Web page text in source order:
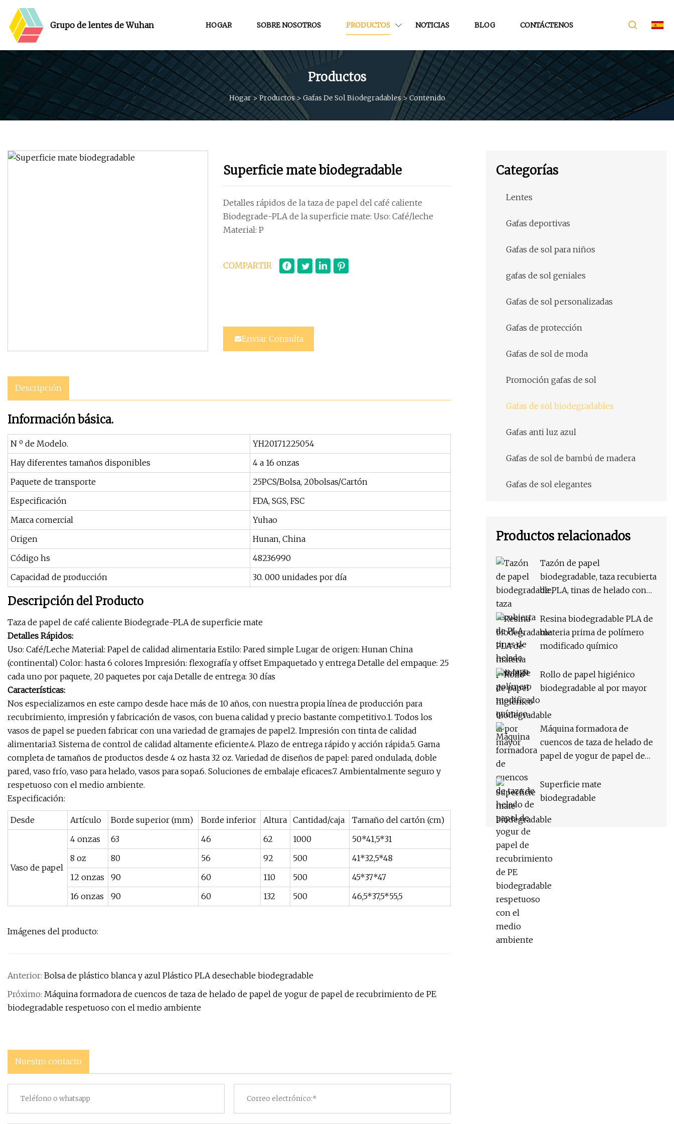
Grupo de lentes de Wuhan HOGAR SOBRE NOSOTROS PRODUCTOS NOTICIAS BLOG CONTÁCTENOS
Productos
Hogar>Productos> Gafas De Sol Biodegradables > Contenido
Superficie mate biodegradable
Detalles rápidos de la taza de papel del café caliente
Biodegrade-PLA de la superficie mate: Uso: Café/leche
Material: P
COMPARTIR
Enviar Consulta
Descripción
Información básica.
N º de Modelo.
YH20171225054
Hay diferentes tamaños disponibles
4 a 16 onzas
Paquete de transporte
25PCS/Bolsa, 20bolsas/Cartón
Especificación
FDA, SGS, FSC
Marca comercial
Yuhao
Origen
Hunan, China
Código hs
48236990
Capacidad de producción
30. 000 unidades por día
Descripción del Producto
Taza de papel de café caliente Biodegrade-PLA de superficie mate
Detalles Rápidos:
Uso: Café/Leche Material: Papel de calidad alimentaria Estilo: Pared simple Lugar de origen: Hunan China
(continental) Color: hasta 6 colores Impresión: flexografía y offset Empaquetado y entrega Detalle del empaque: 25
cada uno por paquete, 20 paquetes por caja Detalle de entrega: 30 días
Características:
Nos especializamos en este campo desde hace más de 10 años, con nuestra propia línea de producción para
recubrimiento, impresión y fabricación de vasos, con buena calidad y precio bastante competitivo.1. Todos los
vasos de papel se pueden fabricar con una variedad de gramajes de papel2. Impresión con tinta de calidad
alimentaria3. Sistema de control de calidad altamente eficiente.4. Plazo de entrega rápido y acción rápida.5. Gama
completa de tamaños de productos desde 4 oz hasta 32 oz. Variedad de diseños de papel: pared ondulada, doble
pared, vaso frío, vaso para helado, vasos para sopa.6. Soluciones de embalaje eficaces.7. Ambientalmente seguro y
respetuoso con el medio ambiente.
Especificación:
Desde Artículo Borde superior (mm) Borde inferior Altura Cantidad/caja Tamaño del cartón (cm)
Vaso de papel
4 onzas 63 46 62 1000
50*41,5*31
8 oz
80 56 92 500
41*32,5*48
12 onzas
90 60 110 500
45*37*47
16 onzas
90 60 132 500 46,5*37,5*55,5
Imágenes del producto:
Anterior: Bolsa de plástico blanca y azul Plástico PLA desechable biodegradable
Próximo: Máquina formadora de cuencos de taza de helado de papel de yogur de papel de recubrimiento de PE
biodegradable respetuoso con el medio ambiente
Nuestro contacto
Categorías
Lentes
Gafas deportivas
Gafas de sol para niños
gafas de sol geniales
Gafas de sol personalizadas
Gafas de protección
Gafas de sol de moda
Promoción gafas de sol
Gafas de sol biodegradables
Gafas anti luz azul
Gafas de sol de bambú de madera
Gafas de sol elegantes
Productos relacionados
Tazón de papel
biodegradable, taza recubierta
de PLA, tinas de helado con
Resina biodegradable PLA de
materia prima de polímero
modificado químico
Rollo de papel higiénico
biodegradable al por mayor
Máquina formadora de
cuencos de taza de helado de
papel de yogur de papel de
biodegradable respetuoso
con el medio ambiente
Superficie mate
biodegradable